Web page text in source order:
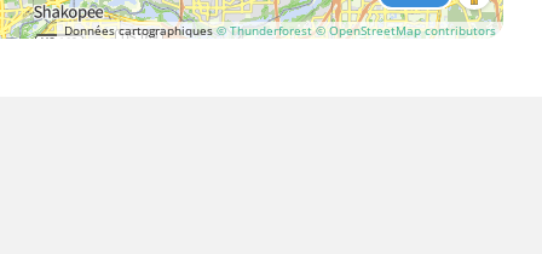
Données cartographiques© Thunderforest © OpenStreetMap contributors